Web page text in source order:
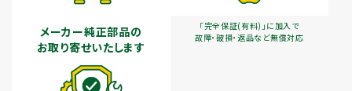
「完全保証(有料)」に加入で
故障・破損・返品など無償対応
メーカー純正部品の
お取り寄せいたします